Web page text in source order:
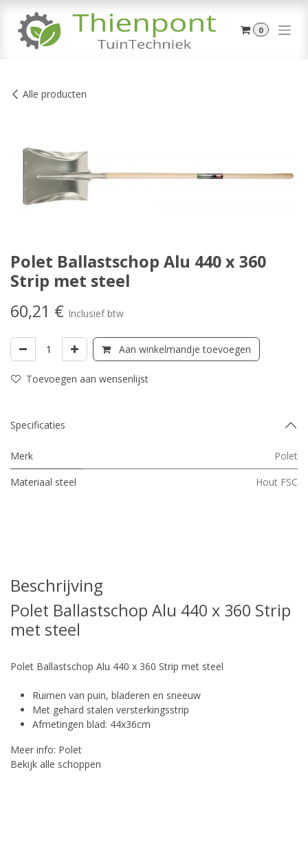
0
Alle producten
Polet Ballastschop Alu 440 x 360
Strip met steel
60,21 € Inclusief btw
Aan winkelmandje toevoegen
Toevoegen aan wensenlijst
Specificaties
Merk
Polet
Materiaal steel
Hout FSC
Beschrijving
Polet Ballastschop Alu 440 x 360 Strip
met steel
Polet Ballastschop Alu 440 x 360 Strip met steel
Ruimen van puin, bladeren en sneeuw
Met gehard stalen versterkingsstrip
Afmetingen blad: 44x36cm
Meer info: Polet
Bekijk alle schoppen